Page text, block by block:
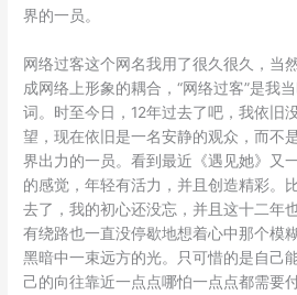
界的一员。
网络过客这个网名我用了很久很久，当
成网络上形象的耦合，“网络过客”是我
词。时至今日，12年过去了吧，我依旧
望，现在依旧是一名安静的观众，而不
界出力的一员。看到最近《遇见她》又
的感觉，年轻有活力，并且创造精彩。
去了，我的初心还没忘，并且这十二年
有绕路也一直没停歇地想着心中那个模
黑暗中一束远方的光。只可惜的是自己
己的向往靠近一点点哪怕一点点都需要